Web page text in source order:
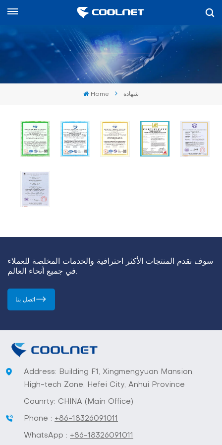
Home شهادة
سوف نقدم المنتجات الأكثر احترافية والخدمات المخلصة للعملاء
في جميع أنحاء العالم.
اتصل بنا
Address: Building F1, Xingmengyuan Mansion,
High-tech Zone, Hefei City, Anhui Province
Counrty: CHINA (Main Office)
Phone : +86-18326091011
WhatsApp : +86-18326091011